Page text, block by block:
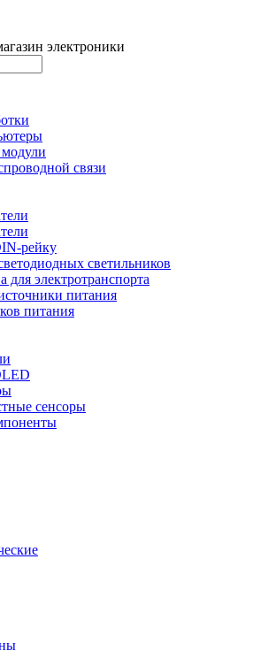
электроники
связи
рейку
светильников
для электротранспорта
питания
питания
сенсоры